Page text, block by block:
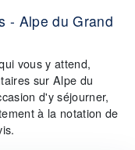
- Alpe du Grand
vous y attend,
sur Alpe du
d'y séjourner,
à la notation de